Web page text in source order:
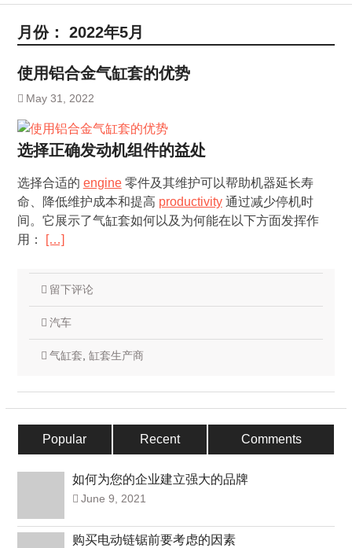
月份： 2022年5月
使用铝合金气缸套的优势
May 31, 2022
选择正确发动机组件的益处
选择合适的 engine零件及其维护可以帮助机器延长寿
命、降低维护成本和提高 productivity通过减少停机时
间。它展示了气缸套如何以及为何能在以下方面发挥作
用：
[…]
留下评论
汽车
气缸套, 缸套生产商
Popular Recent Comments
如何为您的企业建立强大的品牌
June 9, 2021
购买电动链锯前要考虑的因素